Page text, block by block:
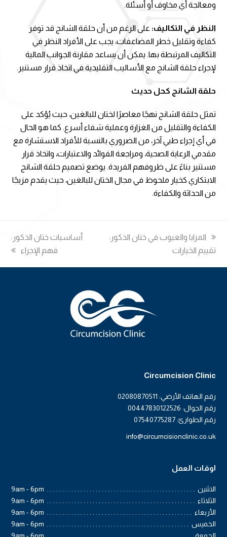
ومعالجة أي مخاوف أو أسئلة.
النظر في التكاليف: على الرغم من أن حلقة الشانج قد توفر
كفاءة وتقليل خطر المضاعفات، يجب على الأفراد النظر في
التكاليف المرتبطة بها. يمكن أن يساعد مقارنة الجوانب المالية
لإجراء حلقة الشانج مع الأساليب التقليدية في اتخاذ قرار مستنير.
حلقة الشانج كحل حديث
تمثل حلقة الشانج نهجًا معاصرًا لختان للبالغين، حيث يُؤكد على
الكفاءة والتقليل من الغزارة وعملية شفاء أسرع. كما هو الحال
في أي إجراء طبي آخر، من الضروري بالنسبة للأفراد الاستشارة مع
مقدمي الرعاية الصحية، ومراجعة الفوائد والاعتبارات، واتخاذ قرار
مستنير بناءً على ظروفهم الفريدة. يوضع تصميم حلقة الشانج
الابتكاري كخيار ملحوظ في مجال الختان للبالغين، حيث يقدم مزيجًا
من الحداثة والكفاءة.
previous
post:
المزايا والعيوب في ختان الذكور:
تقييم الخيارات
next
أساسيات ختان الذكور:
فهم الإجراء
Circumcision Clinic
رقم الهاتف الأرضي: 02080870511
رقم الجوال: 00447830122526
رقم الطوارئ: 07540775287
info@circumcisionclinic.co.uk
اوقات العمل
الاثنين
9am - 6pm
الثلاثاء
9am - 6pm
الأربعاء
9am - 6pm
الخميس
9am - 6pm